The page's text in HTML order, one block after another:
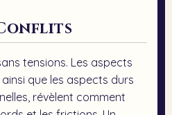
tensions. Les aspects
, ainsi que les aspects durs
révèlent comment